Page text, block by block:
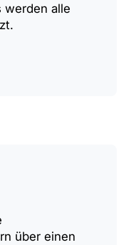
werden alle
über einen